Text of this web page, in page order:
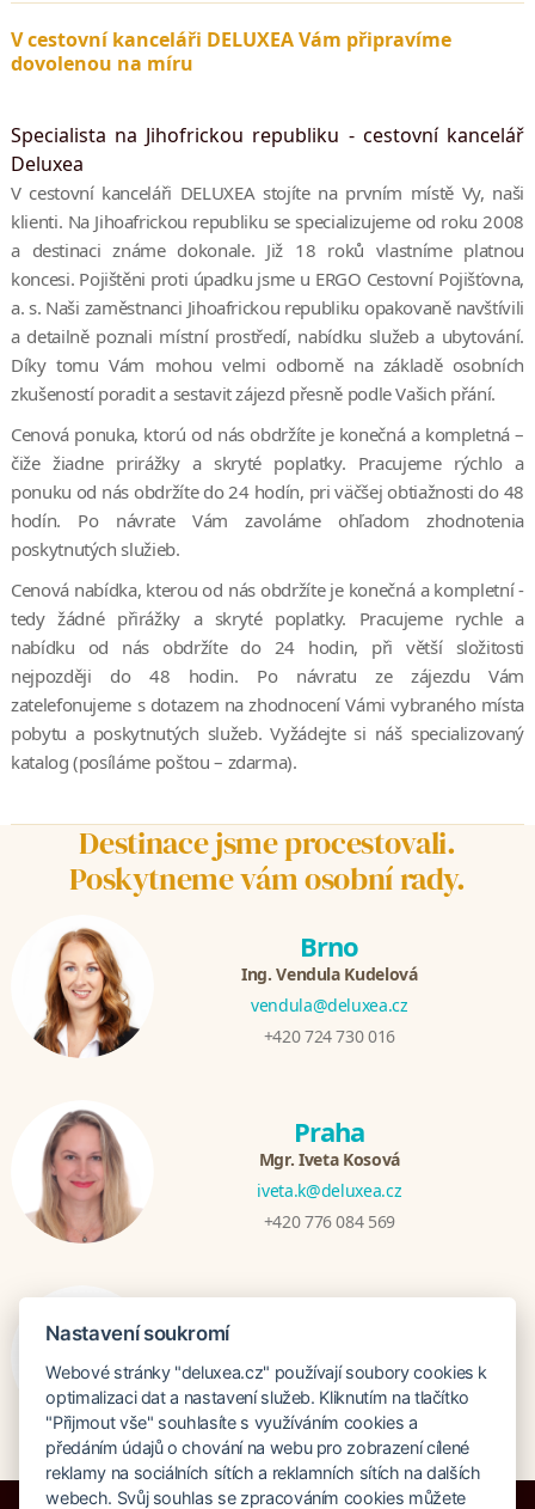
V cestovní kanceláři DELUXEA Vám připravíme
dovolenou na míru
Specialista na Jihofrickou republiku - cestovní kancelář
Deluxea
V cestovní kanceláři DELUXEA stojíte na prvním místě Vy, naši
klienti. Na Jihoafrickou republiku se specializujeme od roku 2008
a destinaci známe dokonale. Již 18 roků vlastníme platnou
koncesi. Pojištěni proti úpadku jsme u ERGO Cestovní Pojišťovna,
a. s. Naši zaměstnanci Jihoafrickou republiku opakovaně navštívili
a detailně poznali místní prostředí, nabídku služeb a ubytování.
Díky tomu Vám mohou velmi odborně na základě osobních
zkušeností poradit a sestavit zájezd přesně podle Vašich přání.
Cenová ponuka, ktorú od nás obdržíte je konečná a kompletná –
čiže žiadne prirážky a skryté poplatky. Pracujeme rýchlo a
ponuku od nás obdržíte do 24 hodín, pri väčšej obtiažnosti do 48
hodín. Po návrate Vám zavoláme ohľadom zhodnotenia
poskytnutých služieb.
Cenová nabídka, kterou od nás obdržíte je konečná a kompletní -
tedy žádné přirážky a skryté poplatky. Pracujeme rychle a
nabídku od nás obdržíte do 24 hodin, při větší složitosti
nejpozději do 48 hodin. Po návratu ze zájezdu Vám
zatelefonujeme s dotazem na zhodnocení Vámi vybraného místa
pobytu a poskytnutých služeb. Vyžádejte si náš specializovaný
katalog (posíláme poštou – zdarma).
Destinace jsme procestovali.
Poskytneme vám osobní rady.
Brno
Ing. Vendula Kudelová
vendula@deluxea.cz
+420 724 730 016
Praha
Mgr. Iveta Kosová
iveta.k@deluxea.cz
+420 776 084 569
katarina@deluxea.sk
+421 948 759 074
Nastavení soukromí
Webové stránky "deluxea.cz" používají soubory cookies k
optimalizaci dat a nastavení služeb. Kliknutím na tlačítko
"Přijmout vše" souhlasíte s využíváním cookies a
předáním údajů o chování na webu pro zobrazení cílené
reklamy na sociálních sítích a reklamních sítích na dalších
webech. Svůj souhlas se zpracováním cookies můžete